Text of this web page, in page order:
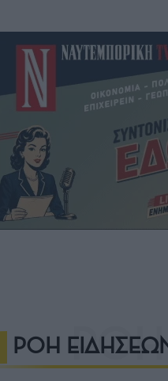
ΡΟΗ